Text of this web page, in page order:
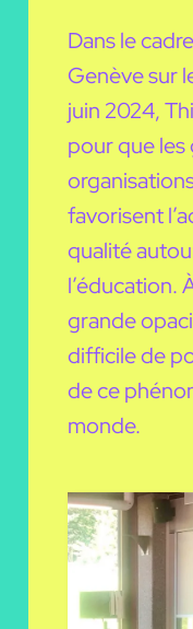
Dans le
Genève sur
juin 2024,
pour que
favorisent
qualité
l’éducation.
grande
difficile de
de ce
monde.